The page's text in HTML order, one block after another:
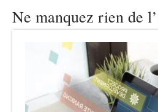
Ne manquez rien de